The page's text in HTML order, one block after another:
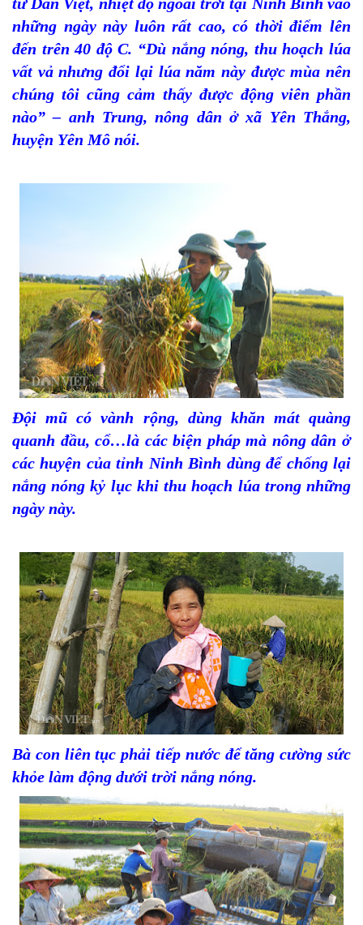
những ngày này luôn rất cao, có thời điểm lên
đến trên 40 độ C. “Dù nắng nóng, thu hoạch lúa
vất vả nhưng đổi lại lúa năm này được mùa nên
chúng tôi cũng cảm thấy được động viên phần
nào” – anh Trung, nông dân ở xã Yên Thắng,
huyện Yên Mô nói.
Đội mũ có vành rộng, dùng khăn mát quàng
quanh đầu, cổ…là các biện pháp mà nông dân ở
các huyện của tỉnh Ninh Bình dùng để chống lại
nắng nóng kỷ lục khi thu hoạch lúa trong những
ngày này.
Bà con liên tục phải tiếp nước để tăng cường sức
khỏe làm động dưới trời nắng nóng.